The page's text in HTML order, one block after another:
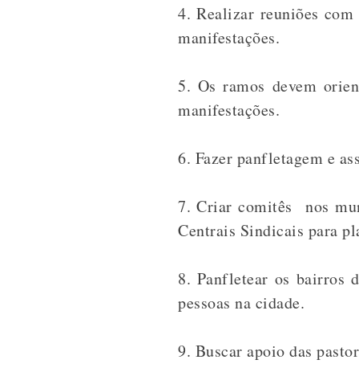
4. Realizar reuniões com
manifestações.
5. Os ramos devem
manifestações.
6. Fazer panfletagem e
7. Criar comitês nos
Centrais Sindicais para
8. Panfletear os bairros
pessoas na cidade.
9. Buscar apoio das